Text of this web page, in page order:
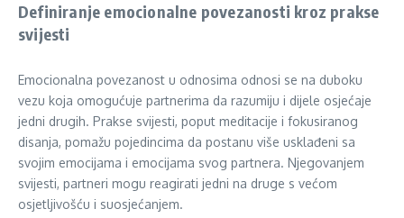
Definiranje emocionalne povezanosti kroz prakse
svijesti
Emocionalna povezanost u odnosima odnosi se na duboku
vezu koja omogućuje partnerima da razumiju i dijele osjećaje
jedni drugih. Prakse svijesti, poput meditacije i fokusiranog
disanja, pomažu pojedincima da postanu više usklađeni sa
svojim emocijama i emocijama svog partnera. Njegovanjem
svijesti, partneri mogu reagirati jedni na druge s većom
osjetljivošću i suosjećanjem.